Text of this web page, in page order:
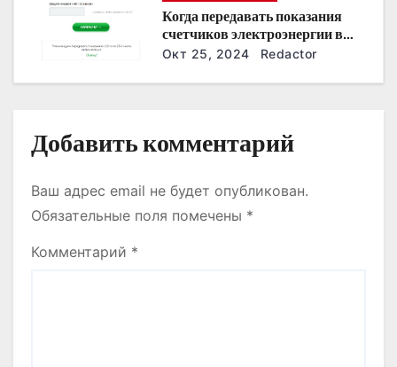
я
Когда передавать показания
счетчиков электроэнергии в
Дзержинске?
Окт 25, 2024 Redactor
Добавить комментарий
Ваш адрес email не будет опубликован.
Обязательные поля помечены *
Комментарий *